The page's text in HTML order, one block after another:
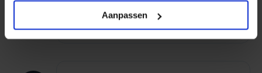
Aanpassen